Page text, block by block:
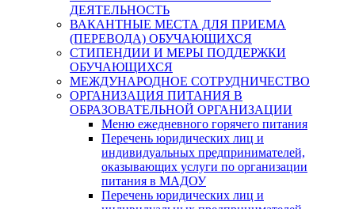
ДЕЯТЕЛЬНОСТЬ
ВАКАНТНЫЕ МЕСТА ДЛЯ ПРИЕМА
(ПЕРЕВОДА) ОБУЧАЮЩИХСЯ
СТИПЕНДИИ И МЕРЫ ПОДДЕРЖКИ
ОБУЧАЮЩИХСЯ
МЕЖДУНАРОДНОЕ СОТРУДНИЧЕСТВО
ОРГАНИЗАЦИЯ ПИТАНИЯ В
ОБРАЗОВАТЕЛЬНОЙ ОРГАНИЗАЦИИ
Меню ежедневного горячего питания
Перечень юридических лиц и
индивидуальных предпринимателей,
оказывающих услуги по организации
питания в МАДОУ
Перечень юридических лиц и